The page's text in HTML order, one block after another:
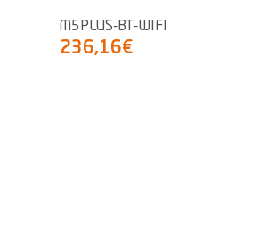
M5PLUS-BT-WIFI
236,16€